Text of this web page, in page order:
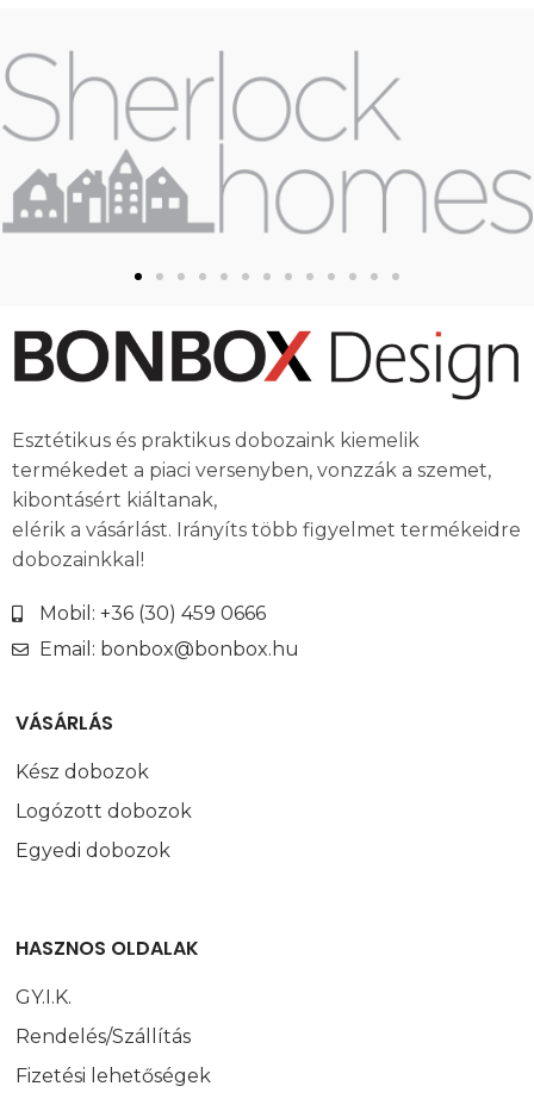
Esztétikus és praktikus dobozaink kiemelik
termékedet a piaci versenyben, vonzzák a szemet,
kibontásért kiáltanak,
elérik a vásárlást. Irányíts több figyelmet termékeidre
dobozainkkal!
Mobil: +36 (30) 459 0666
Email: bonbox@bonbox.hu
VÁSÁRLÁS
Kész dobozok
Logózott dobozok
Egyedi dobozok
HASZNOS OLDALAK
GY.I.K.
Rendelés/Szállítás
Fizetési lehetőségek